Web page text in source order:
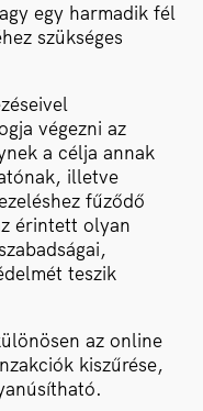
egy harmadik fél
szükséges
végezni az
a célja annak
illetve
fűződő
érintett olyan
teszik
az online
kiszűrése,